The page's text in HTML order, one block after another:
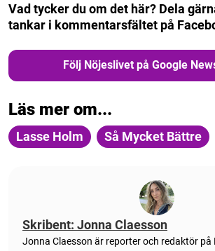
Vad tycker du om det här? Dela
tankar i kommentarsfältet på
Följ Nöjeslivet på Google
Läs mer om...
Lasse Holm Så Mycket Bättre
Skribent: Jonna Claesson
Jonna Claesson är reporter och redaktör på